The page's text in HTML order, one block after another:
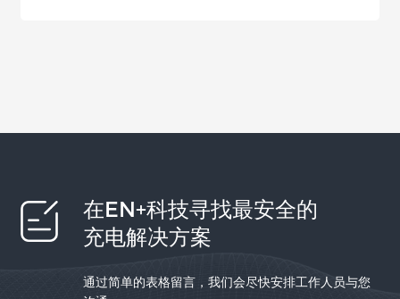
在EN+科技寻找最安全的
充电解决方案
通过简单的表格留言，我们会尽快安排工作人员与您